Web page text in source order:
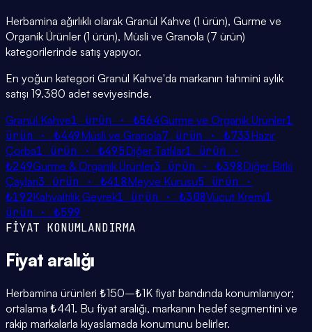
Herbamina ağırlıklı olarak Granül Kahve (1 ürün), Gurme ve
Organik Ürünler (1 ürün), Müsli ve Granola (7 ürün)
kategorilerinde satış yapıyor.
En yoğun kategori Granül Kahve'da markanın tahmini aylık
satışı 19.380 adet seviyesinde.
Granül Kahve1 ürün · ₺564Gurme ve Organik Ürünler1
ürün · ₺449Müsli ve Granola7 ürün · ₺733Hazır
Çorba1 ürün · ₺495Diğer Tatlılar1 ürün ·
₺249Gurme & Organik Ürünler3 ürün · ₺398Diğer Bitki
Çayları3 ürün · ₺418Meyve Kurusu5 ürün ·
₺192Kahvaltılık Gevrek1 ürün · ₺308Vücut Kremi1
ürün · ₺599
FİYAT KONUMLANDIRMA
Fiyat aralığı
Herbamina ürünleri ₺150–₺1K fiyat bandında konumlanıyor;
ortalama ₺441. Bu fiyat aralığı, markanın hedef segmentini ve
rakip markalarla kıyaslamada konumunu belirler.